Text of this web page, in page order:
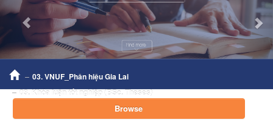
03. VNUF_Phân hiệu Gia Lai
03. Khóa luận tốt nghiệp (BSc. Theses)
Browse